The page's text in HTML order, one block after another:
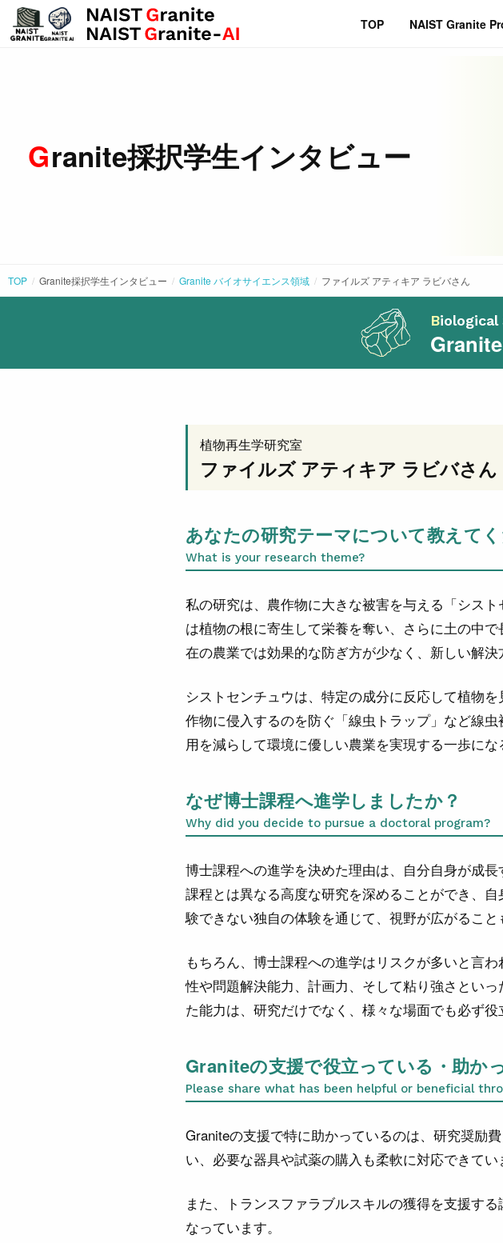
TOP NAIST Granite
Granite採択学生インタビュー
TOP Granite採択学生インタビュー Granite バイオサイエンス領域 ファイルズ アティキア ラビバさん
植物再生学研究室
ファイルズ アティキア ラビバさん
あなたの研究テーマについて教えてく
What is your research theme?
私の研究は、農作物に大きな被害を与える「シス
は植物の根に寄生して栄養を奪い、さらに土の中
在の農業では効果的な防ぎ方が少なく、新しい解決
シストセンチュウは、特定の成分に反応して植物
作物に侵入するのを防ぐ「線虫トラップ」など線
用を減らして環境に優しい農業を実現する一歩にな
なぜ博士課程へ進学しましたか？
Why did you decide to pursue a doctoral program?
博士課程への進学を決めた理由は、自分自身が成長
課程とは異なる高度な研究を深めることができ、
験できない独自の体験を通じて、視野が広がること
もちろん、博士課程への進学はリスクが多いと言
性や問題解決能力、計画力、そして粘り強さとい
た能力は、研究だけでなく、様々な場面でも必ず役
Graniteの支援で役立っている・助か
Please share what has been helpful or beneficial
Graniteの支援で特に助かっているのは、研究奨励
い、必要な器具や試薬の購入も柔軟に対応できてい
また、トランスファラブルスキルの獲得を支援す
なっています。